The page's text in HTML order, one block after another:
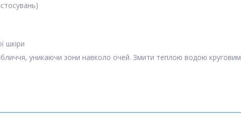
шкіри
уникаючи зони навколо очей. Змити теплою водою